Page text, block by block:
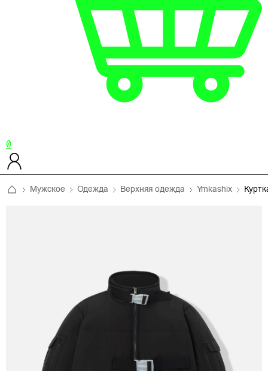
0
Мужское Одежда Верхняя одежда Ymkashix